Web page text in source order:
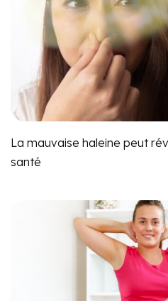
La mauvaise haleine peut
santé